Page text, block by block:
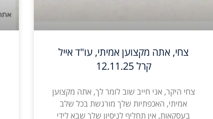
צחי, אתה מקצוען אמיתי, עו"ד אייל
קרל 12.11.25
צחי היקר, אני חייב שוב לומר לך, אתה מקצוען
אמיתי, האכפתיות שלך מורגשת בכל שלב
בעסקאות, אין תחליף לניסיון שלך שבא לידי